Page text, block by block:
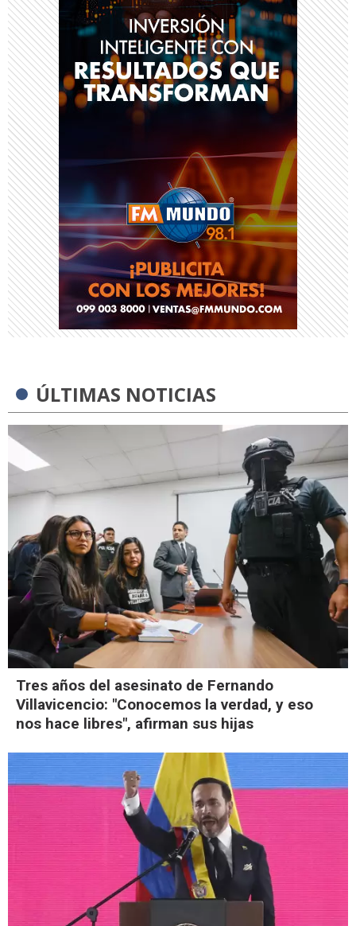
ÚLTIMAS NOTICIAS
Tres años del asesinato de Fernando
Villavicencio: "Conocemos la verdad, y eso
nos hace libres", afirman sus hijas